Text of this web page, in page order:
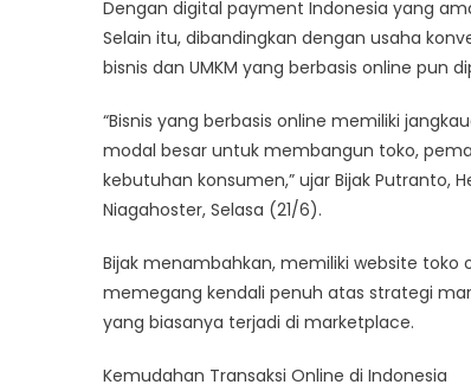
Dengan digital payment Indonesia yang
Selain itu, dibandingkan dengan usaha
bisnis dan UMKM yang berbasis online pun
“Bisnis yang berbasis online memiliki
modal besar untuk membangun toko,
kebutuhan konsumen,” ujar Bijak Putranto,
Niagahoster, Selasa (21/6).
Bijak menambahkan, memiliki website
memegang kendali penuh atas strategi
yang biasanya terjadi di marketplace.
Kemudahan Transaksi Online di Indonesia